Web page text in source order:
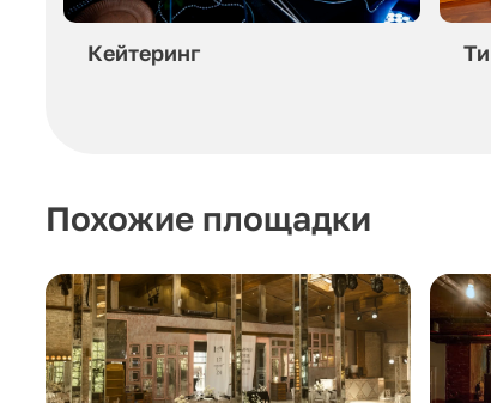
Кейтеринг
Похожие площадки